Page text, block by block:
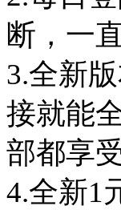
断，一
3.全新
接就能
部都享
4.全新1